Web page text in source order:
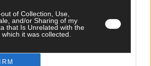
of Collection, Use,
and/or Sharing of my
that Is Unrelated with the
it was collected.